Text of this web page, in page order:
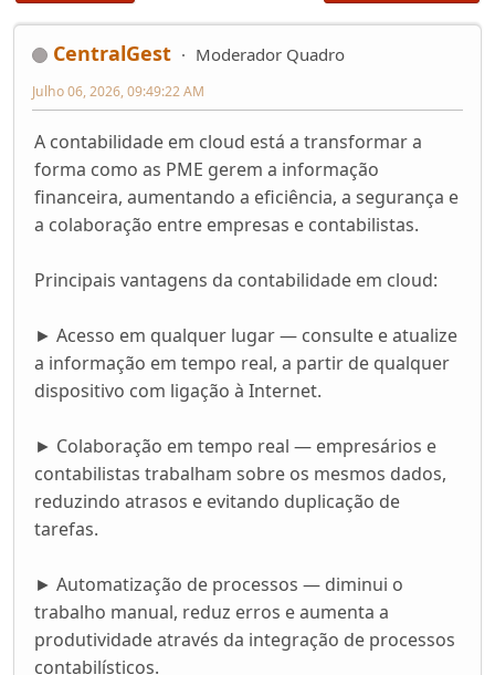
CentralGest Moderador Quadro
Julho 06, 2026, 09:49:22 AM
A contabilidade em cloud está a transformar a
forma como as PME gerem a informação
financeira, aumentando a eficiência, a segurança e
a colaboração entre empresas e contabilistas.
Principais vantagens da contabilidade em cloud:
► Acesso em qualquer lugar — consulte e atualize
a informação em tempo real, a partir de qualquer
dispositivo com ligação à Internet.
► Colaboração em tempo real — empresários e
contabilistas trabalham sobre os mesmos dados,
reduzindo atrasos e evitando duplicação de
tarefas.
► Automatização de processos — diminui o
trabalho manual, reduz erros e aumenta a
produtividade através da integração de processos
contabilísticos.